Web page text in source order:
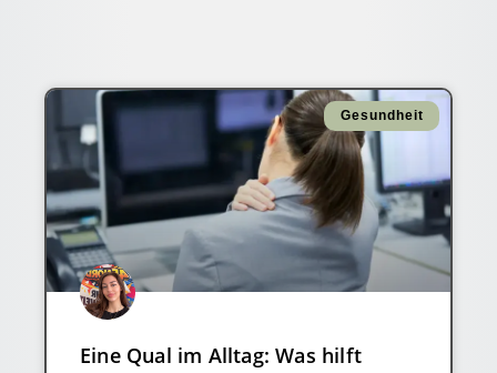
Gesundheit
Eine Qual im Alltag: Was hilft